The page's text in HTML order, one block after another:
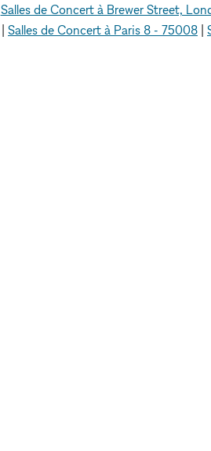
Salles de Concert à Brewer Street,
| Salles de Concert à Paris 8 - 75008 |